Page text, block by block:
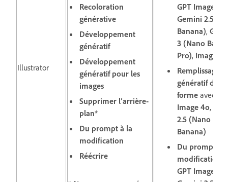
Illustrator
Recoloration
générative
Développement
génératif
Développement
génératif pour les
images
Supprimer l’arrière-
plan*
Du prompt à la
modification
Réécrire
GPT Image 1.5
Gemini 2.5
Banana),
3 (Nano
Pro), Imagen 4
Remplissage
génératif de la
forme avec
Image 4o,
2.5 (Nano
Banana)
Du prompt à
modification
GPT Image 4o